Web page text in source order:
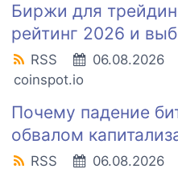
Биржи для
рейтинг 2026 и
RSS 06.08.2026
coinspot.io
Почему падение
обвалом
RSS 06.08.2026